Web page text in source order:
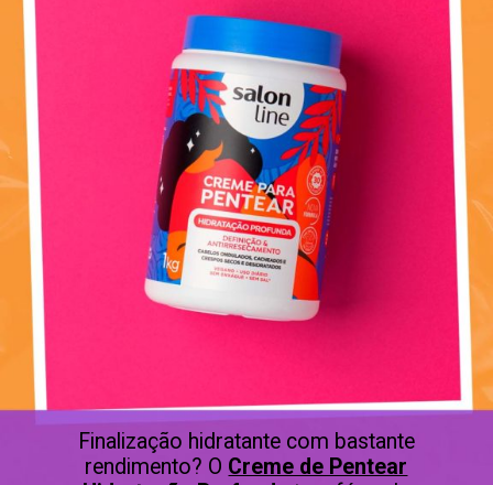
Finalização hidratante com bastante
rendimento? O Creme de Pentear